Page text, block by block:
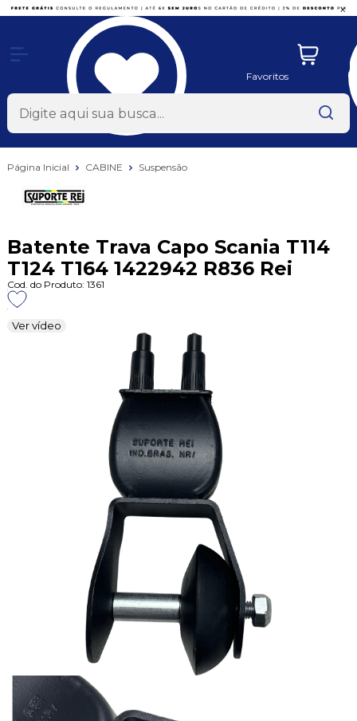
x
Favoritos
Página Inicial CABINE Suspensão
Batente Trava Capo Scania T114
T124 T164 1422942 R836 Rei
Cod. do Produto: 1361
Ver vídeo